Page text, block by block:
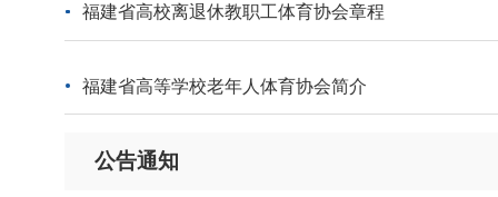
福建省高校离退休教职工体育协会章程
福建省高等学校老年人体育协会简介
公告通知